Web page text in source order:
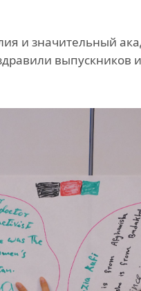
и значительный
выпускников